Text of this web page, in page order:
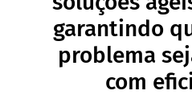
garantindo
problema
com